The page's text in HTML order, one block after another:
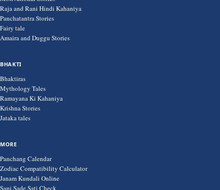
Raja and Rani Hindi Kahaniya
Panchatantra Stories
Fairy tale
Amaira and Duggu Stories
BHAKTI
Bhaktiras
Mythology Tales
Ramayana Ki Kahaniya
Krishna Stories
Jataka tales
MORE
Panchang Calendar
Zodiac Compatibility Calculator
Janam Kundali Online